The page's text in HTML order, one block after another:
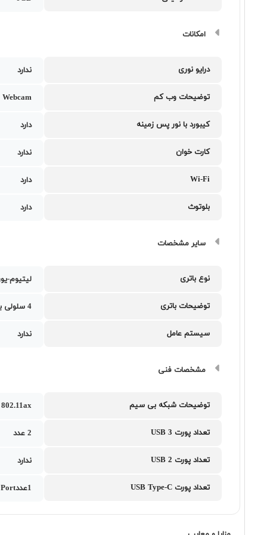
امکانات
درایو نوری ندارد
توضیحات وب کم
کیبورد با نور پس زمینه دارد
کارت خوان ندارد
Wi-Fi دارد
بلوتوث دارد
سایر مشخصات
نوع باتری لیتیوم-
توضیحات باتری 4 سلولی با ظرفیت 56 وات ساعت
سیستم عامل ندارد
مشخصات فنی
توضیحات شبکه بی سیم 802.11ax
تعداد پورت USB 3 2 عدد
تعداد پورت USB 2 ندارد
تعداد پورت USB Type-C 1عددUSB 3.2 Gen 2 Type-C support DisplayPort به همراه یک عدد Thunderbolt 4